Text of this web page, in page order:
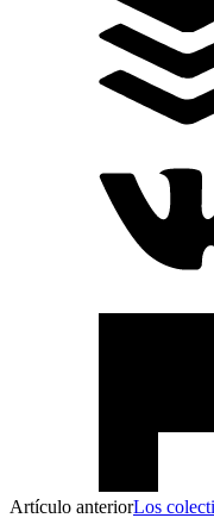
Artículo anteriorLos